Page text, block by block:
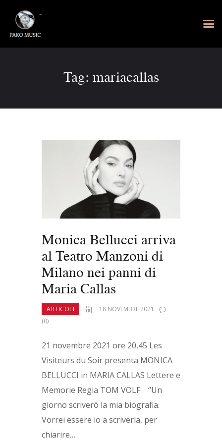
Tag: mariacallas
Monica Bellucci arriva
al Teatro Manzoni di
Milano nei panni di
Maria Callas
ARTICOLI
18 NOVEMBRE 2021
(0)
21 novembre 2021 ore 20,45 Les
Visiteurs du Soir presenta MONICA
BELLUCCI in MARIA CALLAS Lettere e
Memorie Regia TOM VOLF “Un
giorno scriverò la mia biografia.
Vorrei essere io a scriverla, per
chiarire…